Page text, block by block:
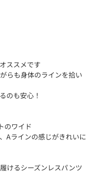
ススメです
らも身体のラインを拾い
のも安心！
のワイド
Aラインの感じがきれいに
けるシーズンレスパンツ